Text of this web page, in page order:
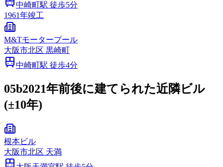
中崎町駅 徒歩5分
1961年竣工
M&Tモータープール
大阪市北区 黒崎町
中崎町駅 徒歩4分
05b2021年前後に建てられた近隣ビル
(±10年)
根本ビル
大阪市北区 天満